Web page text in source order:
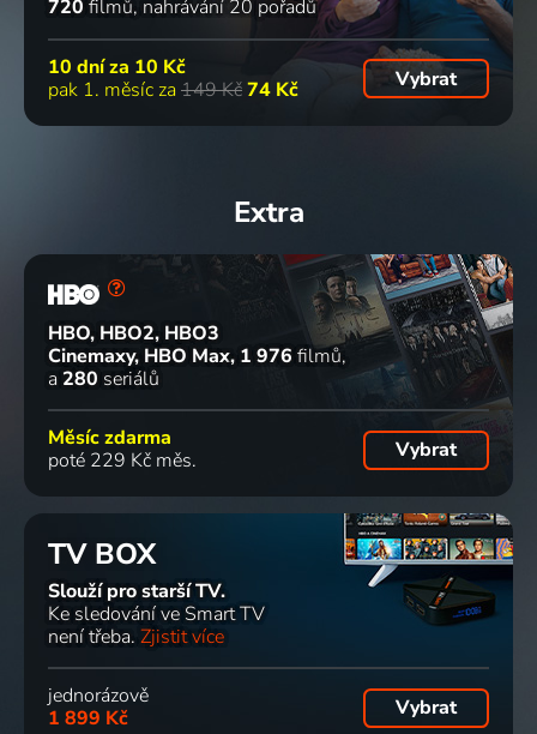
720 filmů nahrávání 20 pořadů
10 dní za 10 Kč
pak 1. měsíc za 149 Kč74 Kč Vybrat
Extra
HBO, HBO2, HBO3
Cinemaxy, HBO Max 1 976 filmů
a 280 seriálů
Měsíc zdarma
poté 229 Kč měs.
Vybrat
TV BOX
Slouží pro starší TV.
Ke sledování ve Smart TV
není třeba. Zjistit více
jednorázově
1 899 Kč
Vybrat